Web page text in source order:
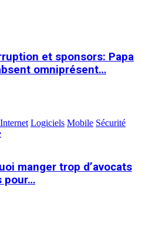
et sponsors: Papa
omniprésent…
Internet Logiciels Mobile Sécurité
manger trop d’avocats
pour…